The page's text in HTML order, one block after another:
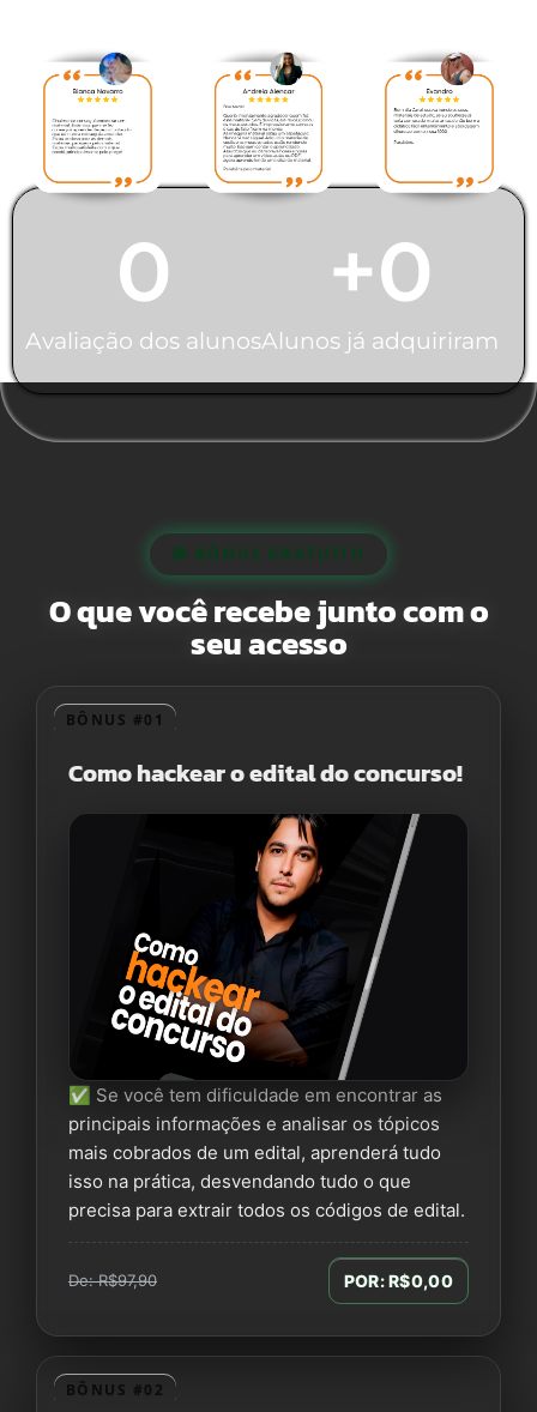
feita pelos nossos alunos:
Avaliação dos alunos
0
Alunos já adquiriram
+0
🎁 BÔNUS GRATUITO
O que você recebe junto com o
seu acesso
BÔNUS #01
Como hackear o edital do concurso!
✅ Se você tem dificuldade em encontrar as
principais informações e analisar os tópicos
mais cobrados de um edital, aprenderá tudo
isso na prática, desvendando tudo o que
precisa para extrair todos os códigos de edital.
De: R$97,90 POR: R$0,00
BÔNUS #02